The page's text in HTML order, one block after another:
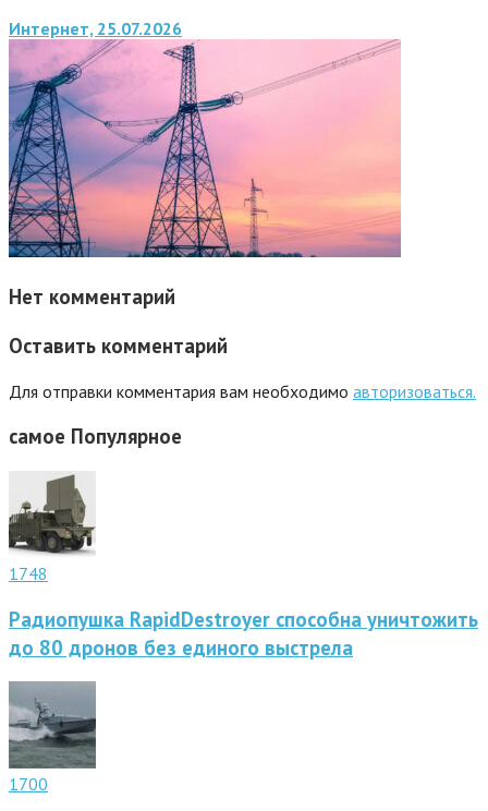
Интернет, 25.07.2026
Нет комментарий
Оставить комментарий
Для отправки комментария вам необходимо авторизоваться.
самое Популярное
1748
Радиопушка RapidDestroyer способна уничтожить
до 80 дронов без единого выстрела
1700